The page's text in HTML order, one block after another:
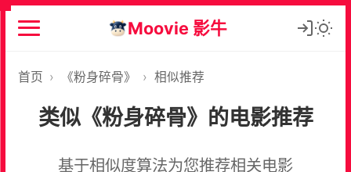
Moovie 影牛
首页 › 《粉身碎骨》 › 相似推荐
类似《粉身碎骨》的电影推荐
基于相似度算法为您推荐相关电影